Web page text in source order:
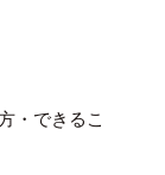
・できるこ